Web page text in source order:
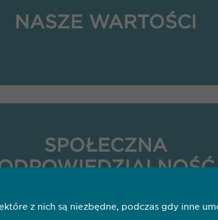
NASZE WARTOŚCI
SPOŁECZNA
z nich są niezbędne, podczas gdy inne